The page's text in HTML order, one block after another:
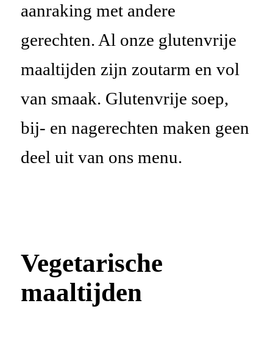
aanraking met andere
gerechten. Al onze glutenvrije
maaltijden zijn zoutarm en vol
van smaak. Glutenvrije soep,
bij- en nagerechten maken geen
deel uit van ons menu.
Vegetarische
maaltijden